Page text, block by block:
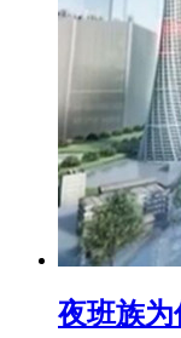
夜班族为